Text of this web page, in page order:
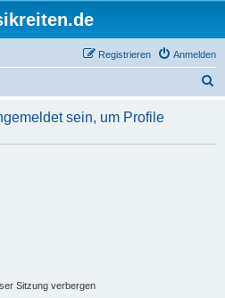
Anmelden
Registrieren
h
sein, um Profile
Sitzung verbergen